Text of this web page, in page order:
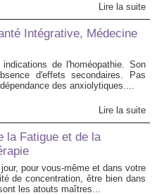
Lire la suite
Intégrative, Médecine
de l'homéopathie. Son
d'effets secondaires. Pas
des anxiolytiques....
Lire la suite
la Fatigue et de la
pour vous-même et dans votre
de concentration, être bien dans
les atouts maîtres...